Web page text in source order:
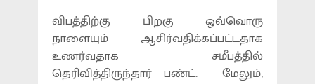
விபத்திற்கு பிறகு ஒவ்வொரு
நாளையும் ஆசிர்வதிக்கப்பட்டதாக
உணர்வதாக சமீபத்தில்
தெரிவித்திருந்தார் பண்ட். மேலும்,